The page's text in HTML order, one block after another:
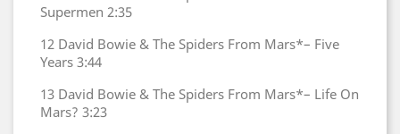
Supermen 2:35
12 David Bowie & The Spiders From Mars*– Five
Years 3:44
13 David Bowie & The Spiders From Mars*– Life On
Mars? 3:23